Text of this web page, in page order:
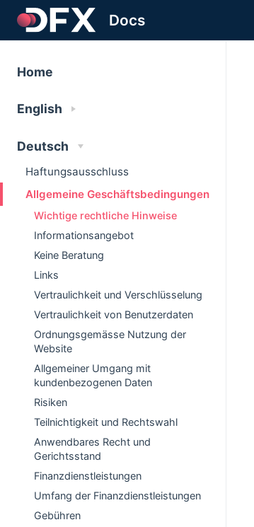
Docs
Home
English
Deutsch
Haftungsausschluss
Allgemeine Geschäftsbedingungen
Wichtige rechtliche Hinweise
Informationsangebot
Keine Beratung
Links
Vertraulichkeit und Verschlüsselung
Vertraulichkeit von Benutzerdaten
Ordnungsgemässe Nutzung der
Website
Allgemeiner Umgang mit
kundenbezogenen Daten
Risiken
Teilnichtigkeit und Rechtswahl
Anwendbares Recht und
Gerichtsstand
Finanzdienstleistungen
Umfang der Finanzdienstleistungen
Gebühren